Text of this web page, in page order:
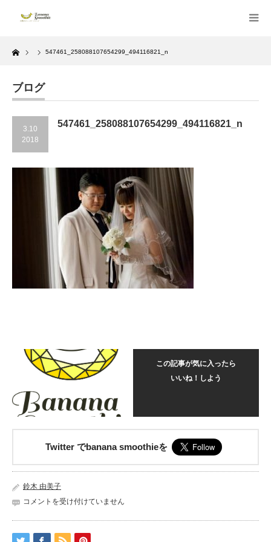
Home 547461_258088107654299_494116821_n
ブログ
3.10
2018
547461_258088107654299_494116821_n
この記事が気に入ったら
いいね！しよう
Twitter でbanana smoothieを
鈴木 由美子
547461_258088107654299_494116821_n
コメントを受け付けていません